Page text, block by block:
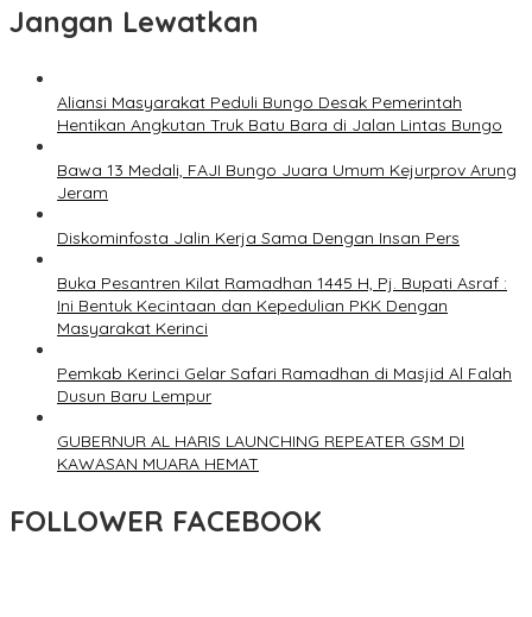
Jangan Lewatkan
Aliansi Masyarakat Peduli Bungo Desak Pemerintah
Hentikan Angkutan Truk Batu Bara di Jalan Lintas Bungo
Bawa 13 Medali, FAJI Bungo Juara Umum Kejurprov Arung
Jeram
Diskominfosta Jalin Kerja Sama Dengan Insan Pers
Buka Pesantren Kilat Ramadhan 1445 H, Pj. Bupati Asraf :
Ini Bentuk Kecintaan dan Kepedulian PKK Dengan
Masyarakat Kerinci
Pemkab Kerinci Gelar Safari Ramadhan di Masjid Al Falah
Dusun Baru Lempur
GUBERNUR AL HARIS LAUNCHING REPEATER GSM DI
KAWASAN MUARA HEMAT
FOLLOWER FACEBOOK